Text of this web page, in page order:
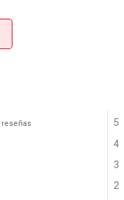
reseñas 5
4
3
2